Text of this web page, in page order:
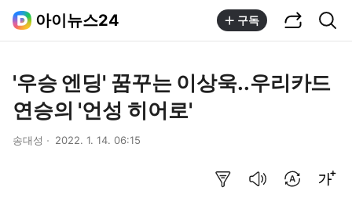
아이뉴스24 구독
'우승 엔딩' 꿈꾸는 이상욱..우리카드
연승의 '언성 히어로'
송대성 2022. 1. 14. 06:15